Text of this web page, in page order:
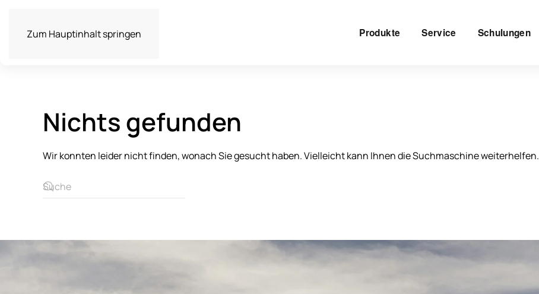
Zum Hauptinhalt springen Produkte Service Schulungen
Nichts gefunden
Wir konnten leider nicht finden, wonach Sie gesucht haben. Vielleicht kann Ihnen die Suchmaschine weiterhelfen.